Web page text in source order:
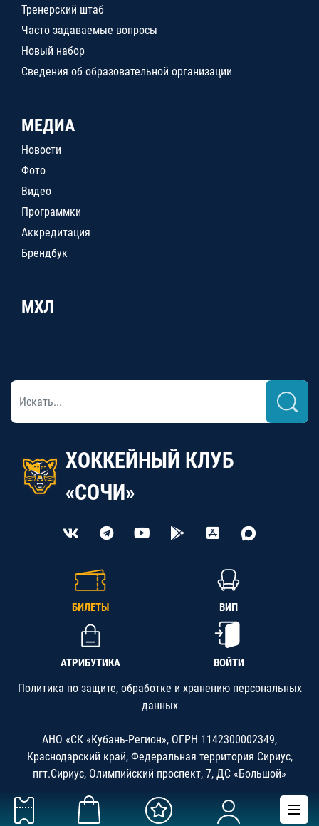
Тренерский штаб
Часто задаваемые вопросы
Новый набор
Сведения об образовательной организации
МЕДИА
Новости
Фото
Видео
Программки
Аккредитация
Брендбук
МХЛ
ХОККЕЙНЫЙ КЛУБ
«СОЧИ»
БИЛЕТЫ ВИП
АТРИБУТИКА ВОЙТИ
Политика по защите, обработке и хранению персональных
данных
АНО «СК «Кубань-Регион», ОГРН 1142300002349,
Краснодарский край, Федеральная территория Сириус,
пгт.Сириус, Олимпийский проспект, 7, ДС «Большой»